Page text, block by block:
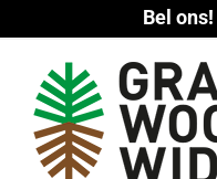
naar
Bel ons!